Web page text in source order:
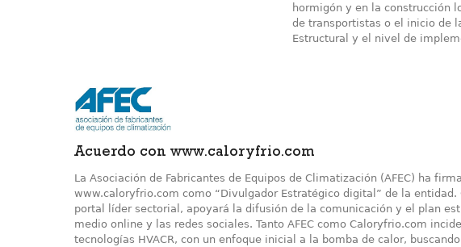
hormigón y en la construcción
de transportistas o el inicio de
Estructural y el nivel de
Acuerdo con www.caloryfrio.com
La Asociación de Fabricantes de Equipos de Climatización (AFEC) ha
www.caloryfrio.com como “Divulgador Estratégico digital” de la
portal líder sectorial, apoyará la difusión de la comunicación y el plan
medio online y las redes sociales. Tanto AFEC como Caloryfrio.com
tecnologías HVACR, con un enfoque inicial a la bomba de calor,